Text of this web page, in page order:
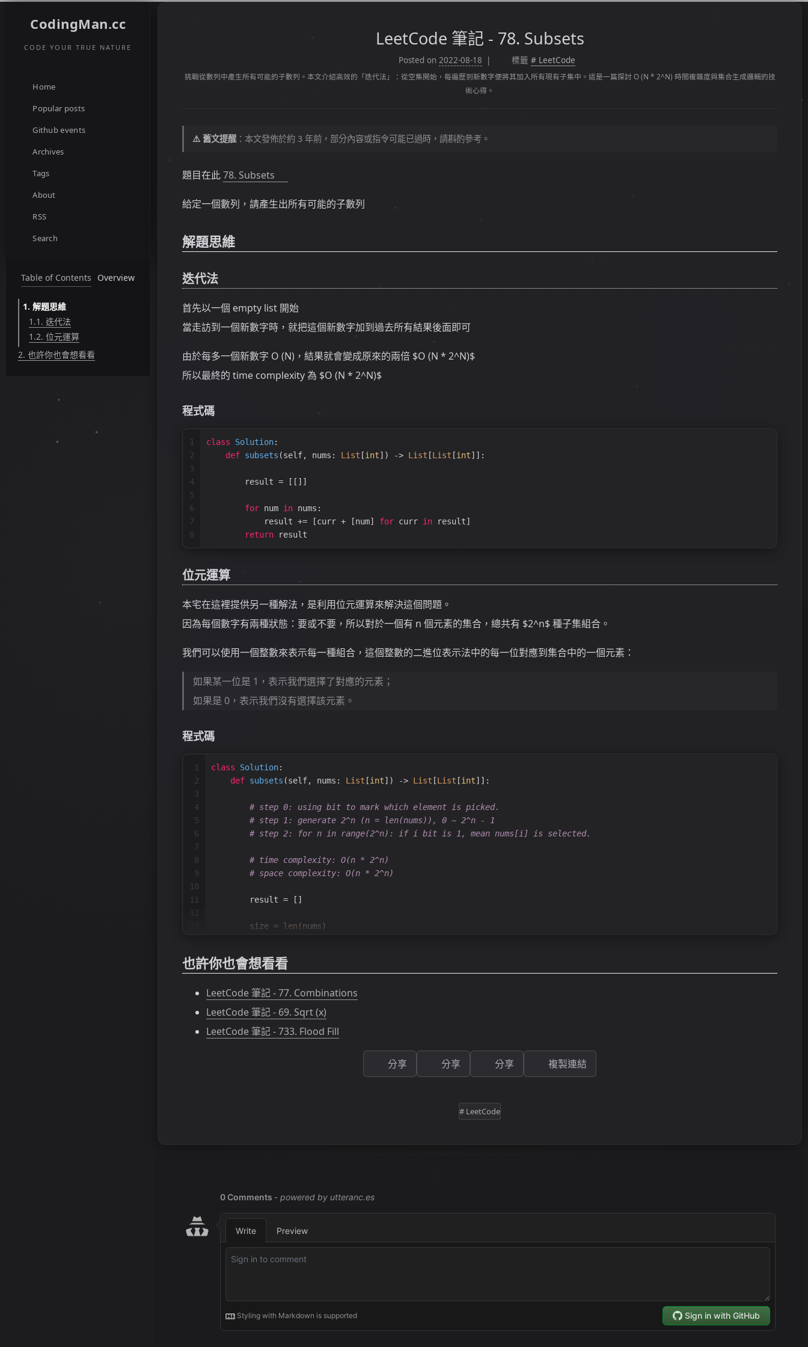
CodingMan.cc
CODE YOUR TRUE NATURE
Home
Popular posts
Github events
Archives
Tags
About
RSS
Search
Table of Contents Overview
1. 解題思維
1.1. 迭代法
1.2. 位元運算
2. 也許你也會想看看
LeetCode 筆記 - 78. Subsets
Posted on 2022-08-18 標籤 # LeetCode
挑戰從數列中產生所有可能的子數列。本文介紹高效的「迭代法」：從空集開始，每遍歷到新數字便將其加入所有現有子集中。這是一篇探討 O (N * 2^N) 時間複雜度與集合生成邏輯的技
術心得。
⚠️ 舊文提醒：本文發佈於約 3 年前，部分內容或指令可能已過時，請斟酌參考。
題目在此78. Subsets
給定一個數列，請產生出所有可能的子數列
解題思維
迭代法
首先以一個 empty list 開始
當走訪到一個新數字時，就把這個新數字加到過去所有結果後面即可
由於每多一個新數字 O (N)，結果就會變成原來的兩倍 $O (N * 2^N)$
所以最終的 time complexity 為 $O (N * 2^N)$
程式碼
1
2
3
4
5
6
7
8
class Solution:
def subsets (self, nums: List [int] ) -> List [List [int]]:
        result = [[]]
for num in nums:
            result += [curr + [num]
for curr in result]
return result
位元運算
本宅在這裡提供另一種解法，是利用位元運算來解決這個問題。
因為每個數字有兩種狀態：要或不要，所以對於一個有 n 個元素的集合，總共有 $2^n$ 種子集組合。
我們可以使用一個整數來表示每一種組合，這個整數的二進位表示法中的每一位對應到集合中的一個元素：
如果某一位是 1，表示我們選擇了對應的元素；
如果是 0，表示我們沒有選擇該元素。
程式碼
1
2
3
4
5
6
7
8
9
10
11
12
16
18
21
class Solution:
def subsets (self, nums: List [int] ) -> List [List [int]]:
# step 0: using bit to mark which element is picked.
# step 1: generate 2^n (n = len(nums)), 0 ~ 2^n - 1
# step 2: for n in range(2^n): if i bit is 1, mean nums[i] is selected.
# time complexity: O(n * 2^n)
# space complexity: O(n * 2^n)
        result = []
        size =
len (nums)
for cur_n
            cur_r = []
for i in range
                    cur_r.append(nums[i])
也許你也會想看看
LeetCode 筆記 - 77. Combinations
LeetCode 筆記 - 69. Sqrt (x)
LeetCode 筆記 - 733. Flood Fill
分享 分享 分享 複製連結
# LeetCode